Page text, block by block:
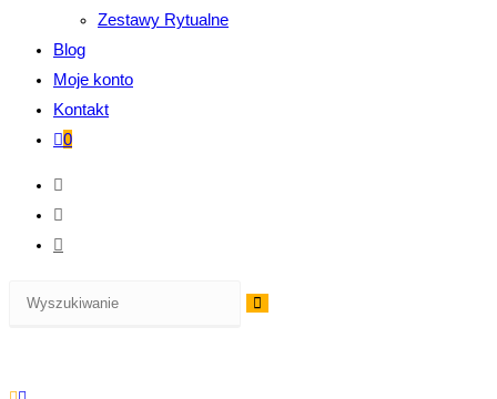
Zestawy Rytualne
Blog
Moje konto
Kontakt
0